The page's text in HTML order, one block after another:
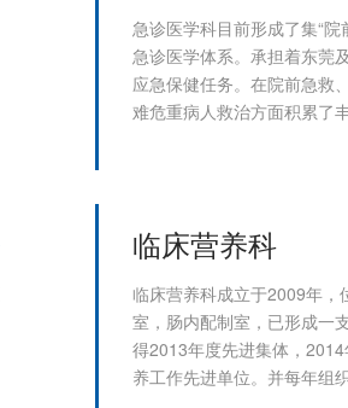
急诊医学科目前形成了集“
急诊医学体系。承担着东莞
应急保健任务。在院前急救
难危重病人救治方面积累了
临床营养科
临床营养科成立于2009年
室，肠内配制室，已形成一
得2013年度先进集体，
养工作先进单位。并每年组